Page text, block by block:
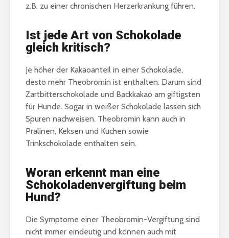
z.B. zu einer chronischen Herzerkrankung führen.
Ist jede Art von Schokolade
gleich kritisch?
Je höher der Kakaoanteil in einer Schokolade,
desto mehr Theobromin ist enthalten. Darum sind
Zartbitterschokolade und Backkakao am giftigsten
für Hunde. Sogar in weißer Schokolade lassen sich
Spuren nachweisen. Theobromin kann auch in
Pralinen, Keksen und Kuchen sowie
Trinkschokolade enthalten sein.
Woran erkennt man eine
Schokoladenvergiftung beim
Hund?
Die Symptome einer Theobromin-Vergiftung sind
nicht immer eindeutig und können auch mit